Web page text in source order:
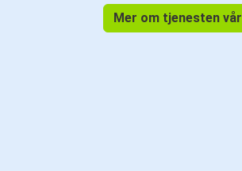
Mer om tjenesten vår